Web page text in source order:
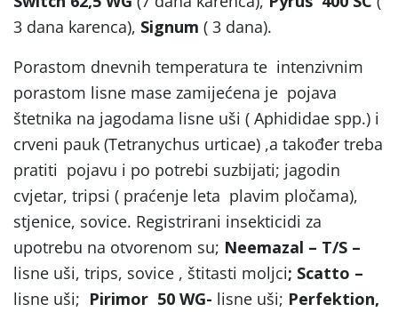
3 dana karenca), Signum ( 3 dana).
Porastom dnevnih temperatura te intenzivnim
porastom lisne mase zamijećena je pojava
štetnika na jagodama lisne uši ( Aphididae spp.) i
crveni pauk (Tetranychus urticae) ,a također treba
pratiti pojavu i po potrebi suzbijati; jagodin
cvjetar, tripsi ( praćenje leta plavim pločama),
stjenice, sovice. Registrirani insekticidi za
upotrebu na otvorenom su; Neemazal – T/S –
lisne uši, trips, sovice , štitasti moljci; Scatto –
lisne uši; Pirimor 50 WG- lisne uši; Perfektion,